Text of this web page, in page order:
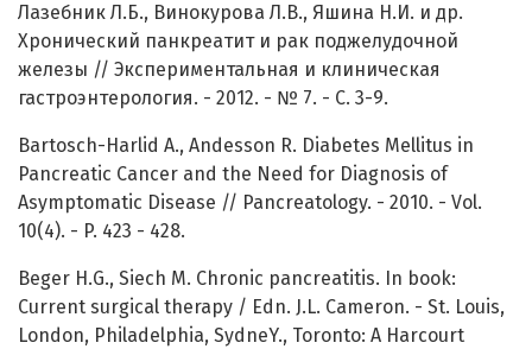
Лазебник Л.Б., Винокурова Л.В., Яшина Н.И. и др.
Хронический панкреатит и рак поджелудочной
железы // Экспериментальная и клиническая
гастроэнтерология. - 2012. - № 7. - С. 3-9.
Bartosch-Harlid A., Andesson R. Diabetes Mellitus in
Pancreatic Cancer and the Need for Diagnosis of
Asymptomatic Disease // Pancreatology. - 2010. - Vol.
10(4). - P. 423 - 428.
Beger H.G., Siech M. Chronic pancreatitis. In book:
Current surgical therapy / Edn. J.L. Cameron. - St. Louis,
London, Philadelphia, SydneY., Toronto: A Harcourt